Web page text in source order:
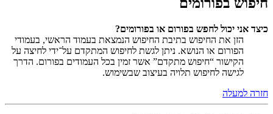
חיפוש בפורומים
כיצד אני יכול לחפש בפורום או בפורומים?
הזן את החיפוש בתיבת החיפוש הנמצאת בעמוד הראשי, בעמודי
הפורום או הנושא. ניתן לגשת לחיפוש המתקדם על־ידי לחיצה על
הקישור “חיפוש מתקדם” אשר זמין בכל העמודים בפורום. הדרך
לגישה לחיפוש תלויה בעיצוב שבשימוש.
חזרה למעלה